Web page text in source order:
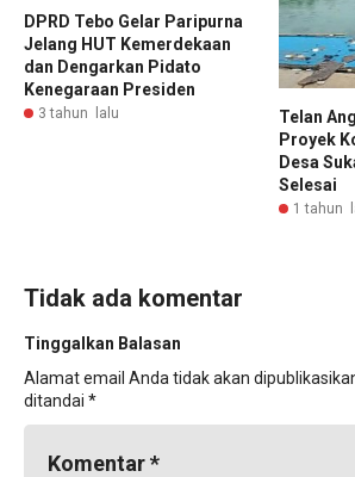
DPRD Tebo Gelar Paripurna
Jelang HUT Kemerdekaan
dan Dengarkan Pidato
Kenegaraan Presiden
3 tahun lalu
Telan
Proyek
Desa
Selesai
1 tahun
Tidak ada komentar
Tinggalkan Balasan
Alamat email Anda tidak akan
ditandai *
Komentar*